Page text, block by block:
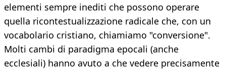
elementi sempre inediti che possono operare
quella ricontestualizzazione radicale che, con un
vocabolario cristiano, chiamiamo "conversione".
Molti cambi di paradigma epocali (anche
ecclesiali) hanno avuto a che vedere precisamente